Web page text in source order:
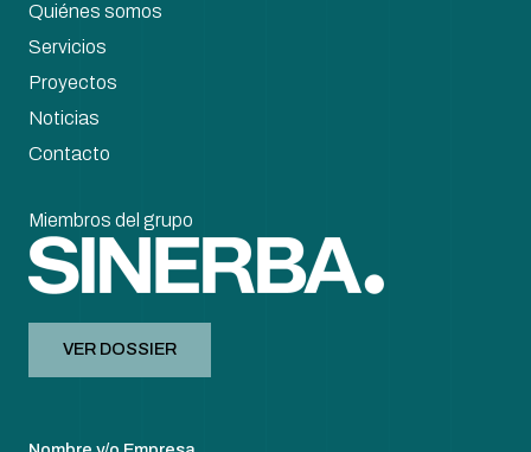
Quiénes somos
Servicios
Proyectos
Noticias
Contacto
Miembros del grupo
VER DOSSIER